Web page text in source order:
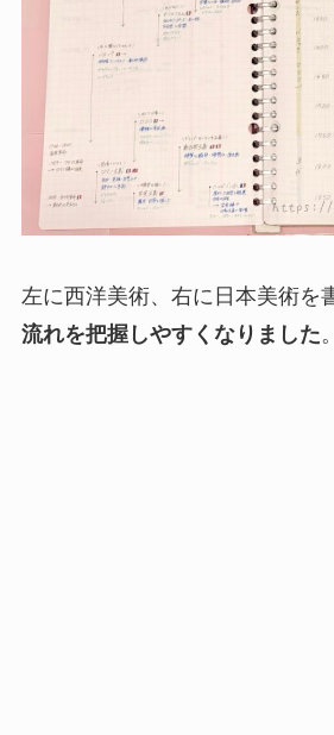
左に西洋美術、右に日本美術を
流れを把握しやすくなりました。